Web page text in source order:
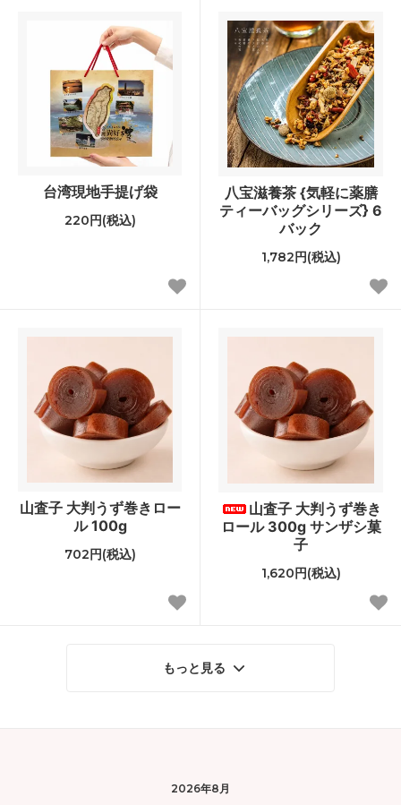
台湾現地手提げ袋
220円(税込)
八宝滋養茶 {気軽に薬膳
ティーバッグシリーズ} 6
バック
1,782円(税込)
山査子 大判うず巻きロー
ル 100g
702円(税込)
山査子 大判うず巻き
ロール 300g サンザシ菓
子
1,620円(税込)
もっと見る
2026年8月